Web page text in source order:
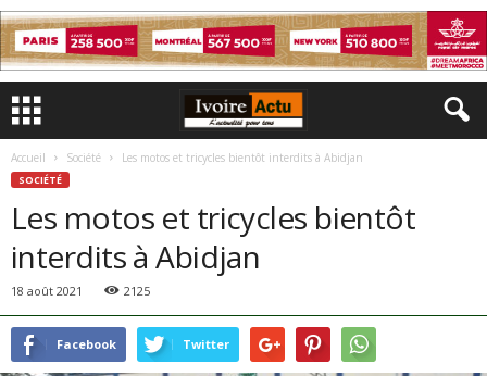
Accueil Société Les motos et tricycles bientôt interdits à Abidjan
SOCIÉTÉ
Les motos et tricycles bientôt
interdits à Abidjan
18 août 2021 2125
Facebook Twitter